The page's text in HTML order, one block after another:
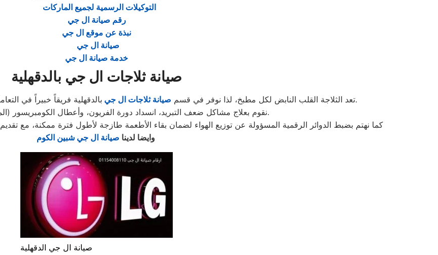
التوكيلات الرسمية لجميع الماركات
رقم صيانة ال جي
نبذة عن موقع ال جي
صيانة ال جي
خدمة صيانة ال جي
صيانة ثلاجات ال جي بالدقهلية
تعد الثلاجة القلب النابض لكل مطبخ، لذا نوفر في قسم صيانة ثلاجات ال جي
بالدقهلية فريقاً خبيراً في التعامل مع كافة موديلات النوفروست والسايد باي سايد.
نقوم بعلاج مشاكل ضعف التبريد، انسداد دورة الفريون، وأعطال الكومبريسور (الموتور) بقطع غيار أصلية.
كما نهتم بضبط الدوائر الرقمية المسؤولة عن توزيع الهواء لضمان بقاء الأطعمة طازجة لأطول فترة ممكنة، مع تقديم
وايضا لدينا صيانة ال جي شبين الكوم
صيانة ال جي الدقهلية